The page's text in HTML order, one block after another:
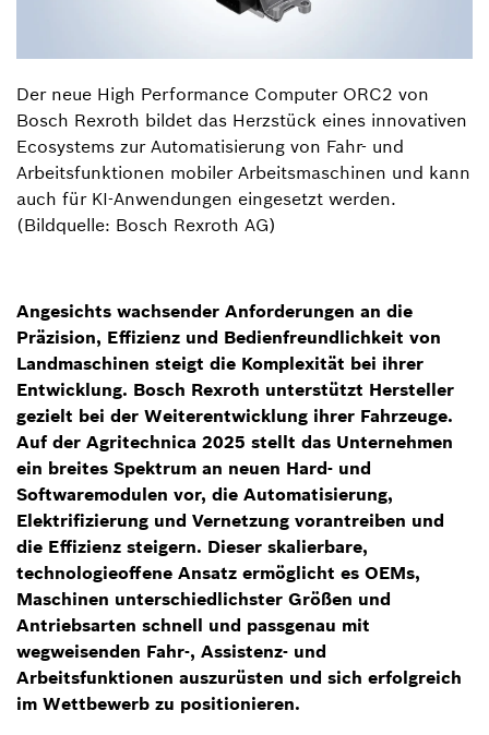
Der neue High Performance Computer ORC2 von
Bosch Rexroth bildet das Herzstück eines innovativen
Ecosystems zur Automatisierung von Fahr- und
Arbeitsfunktionen mobiler Arbeitsmaschinen und kann
auch für KI-Anwendungen eingesetzt werden.
(Bildquelle: Bosch Rexroth AG)
Angesichts wachsender Anforderungen an die
Präzision, Effizienz und Bedienfreundlichkeit von
Landmaschinen steigt die Komplexität bei ihrer
Entwicklung. Bosch Rexroth unterstützt Hersteller
gezielt bei der Weiterentwicklung ihrer Fahrzeuge.
Auf der Agritechnica 2025 stellt das Unternehmen
ein breites Spektrum an neuen Hard- und
Softwaremodulen vor, die Automatisierung,
Elektrifizierung und Vernetzung vorantreiben und
die Effizienz steigern. Dieser skalierbare,
technologieoffene Ansatz ermöglicht es OEMs,
Maschinen unterschiedlichster Größen und
Antriebsarten schnell und passgenau mit
wegweisenden Fahr-, Assistenz- und
Arbeitsfunktionen auszurüsten und sich erfolgreich
im Wettbewerb zu positionieren.